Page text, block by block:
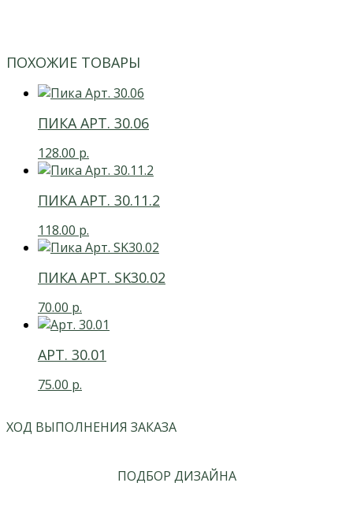
ПОХОЖИЕ ТОВАРЫ
ПИКА АРТ. 30.06
128.00 р.
ПИКА АРТ. 30.11.2
118.00 р.
ПИКА АРТ. SK30.02
70.00 р.
АРТ. 30.01
75.00 р.
ХОД ВЫПОЛНЕНИЯ ЗАКАЗА
ПОДБОР ДИЗАЙНА